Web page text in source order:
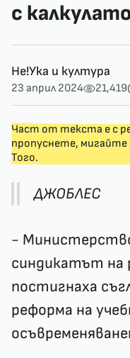
с
Не!Ука и култура
23 април 2024 21,419
Част от текста е с
пропуснете, мигайте
Того.
ДЖОБЛЕС
-
синдикатът на
постигнаха
реформа на